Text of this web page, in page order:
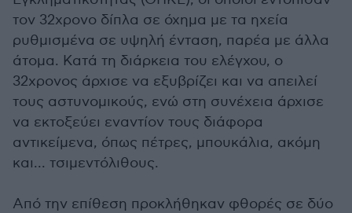
τον 32χρονο δίπλα σε όχημα με τα ηχεία
ρυθμισμένα σε υψηλή ένταση, παρέα με άλλα
άτομα. Κατά τη διάρκεια του ελέγχου, ο
32χρονος άρχισε να εξυβρίζει και να απειλεί
τους αστυνομικούς, ενώ στη συνέχεια άρχισε
να εκτοξεύει εναντίον τους διάφορα
αντικείμενα, όπως πέτρες, μπουκάλια, ακόμη
και... τσιμεντόλιθους.
Από την επίθεση προκλήθηκαν φθορές σε δύο